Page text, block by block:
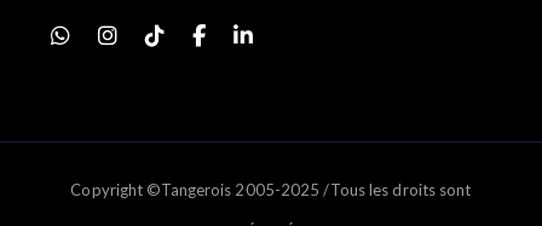
Copyright ©Tangerois 2005-2025 /Tous les droits sont